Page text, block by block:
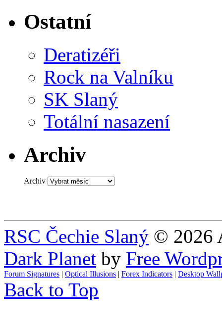
Ostatní
Deratizéři
Rock na Valníku
SK Slaný
Totální nasazení
Archiv
Archiv
RSC Čechie Slaný © 2026
Dark Planet by Free
Forum Signatures | Optical Illusions | Forex Indicators | Desktop
Back to Top